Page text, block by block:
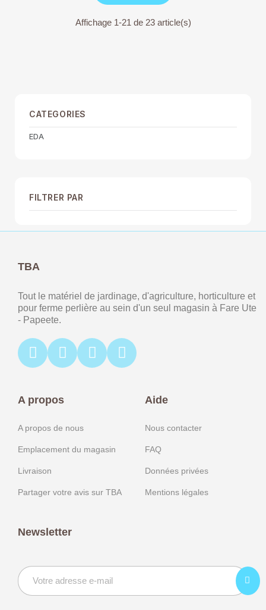
CATEGORIES
EDA
FILTRER PAR
Affichage 1-21 de 23 article(s)
TBA
Tout le matériel de jardinage, d'agriculture, horticulture et
pour ferme perlière au sein d'un seul magasin à Fare Ute
- Papeete.
A propos
A propos de nous
Emplacement du magasin
Livraison
Partager votre avis sur TBA
Aide
Nous contacter
FAQ
Données privées
Mentions légales
Newsletter